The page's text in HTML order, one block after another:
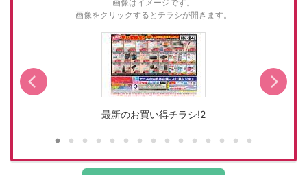
画像はイメージです。
画像をクリックするとチラシが開きます。
最新のお買い得チラシ!2